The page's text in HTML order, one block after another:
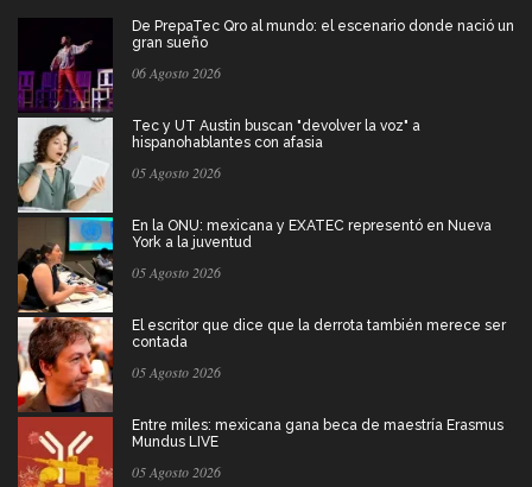
De PrepaTec Qro al mundo: el escenario donde nació un
gran sueño
06 Agosto 2026
Tec y UT Austin buscan "devolver la voz" a
hispanohablantes con afasia
05 Agosto 2026
En la ONU: mexicana y EXATEC representó en Nueva
York a la juventud
05 Agosto 2026
El escritor que dice que la derrota también merece ser
contada
05 Agosto 2026
Entre miles: mexicana gana beca de maestría Erasmus
Mundus LIVE
05 Agosto 2026